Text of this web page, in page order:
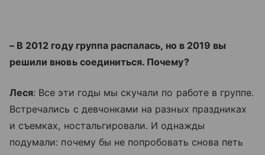
– В 2012 году группа распалась, но в 2019 вы
решили вновь соединиться. Почему?
Леся: Все эти годы мы скучали по работе в группе.
Встречались с девчонками на разных праздниках
и съемках, ностальгировали. И однажды
подумали: почему бы не попробовать снова петь